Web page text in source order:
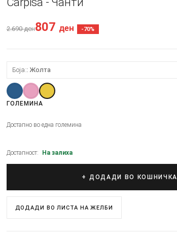
2.690ден807 ден -70%
Боја: Жолта
ГОЛЕМИНА
Достапно во една големина
Достапност: На залиха
+ ДОДАДИ ВО КОШНИЧКА
ДОДАДИ ВО ЛИСТА НА ЖЕЛБИ